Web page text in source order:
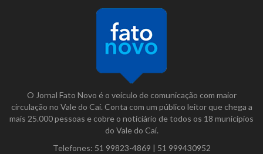
O Jornal Fato Novo é o veículo de comunicação com maior
circulação no Vale do Caí. Conta com um público leitor que chega a
mais 25.000 pessoas e cobre o noticiário de todos os 18 municípios
do Vale do Caí.
Telefones: 51 99823-4869 | 51 999430952